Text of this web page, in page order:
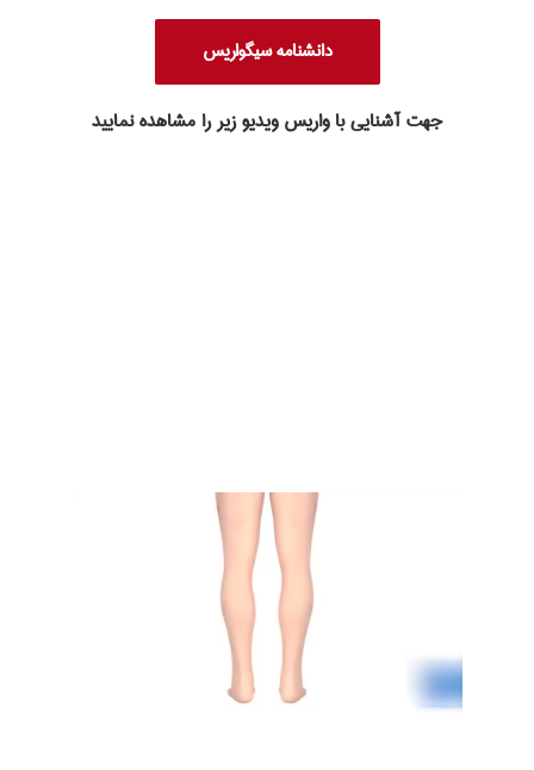
دانشنامه سیگواریس
جهت آشنایی با واریس ویدیو زیر را مشاهده نمایید